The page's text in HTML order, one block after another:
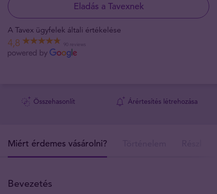
Eladás a Tavexnek
A Tavex ügyfelek általi értékelése
4,8 90 reviews
Összehasonlít Árértesítés létrehozása
Miért érdemes vásárolni?
Bevezetés